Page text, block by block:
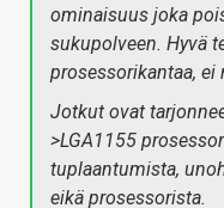
ominaisuus joka
sukupolveen. Hyvä
prosessorikantaa, ei
Jotkut ovat
>LGA1155
tuplaantumista,
eikä prosessorista.